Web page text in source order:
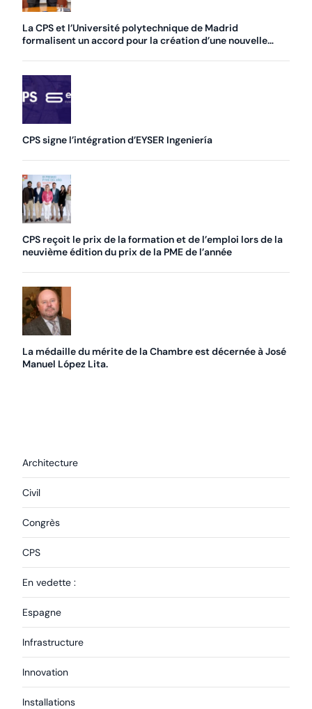
La CPS et l’Université polytechnique de Madrid
formalisent un accord pour la création d’une nouvelle
CPS signe l’intégration d’EYSER Ingeniería
CPS reçoit le prix de la formation et de l’emploi lors de la
neuvième édition du prix de la PME de l’année
La médaille du mérite de la Chambre est décernée à José
Manuel López Lita.
Architecture
Civil
Congrès
CPS
En vedette :
Espagne
Infrastructure
Innovation
Installations